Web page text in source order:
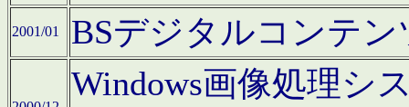
2001/01 BSデジタルコンテ
Windows画像処理シ